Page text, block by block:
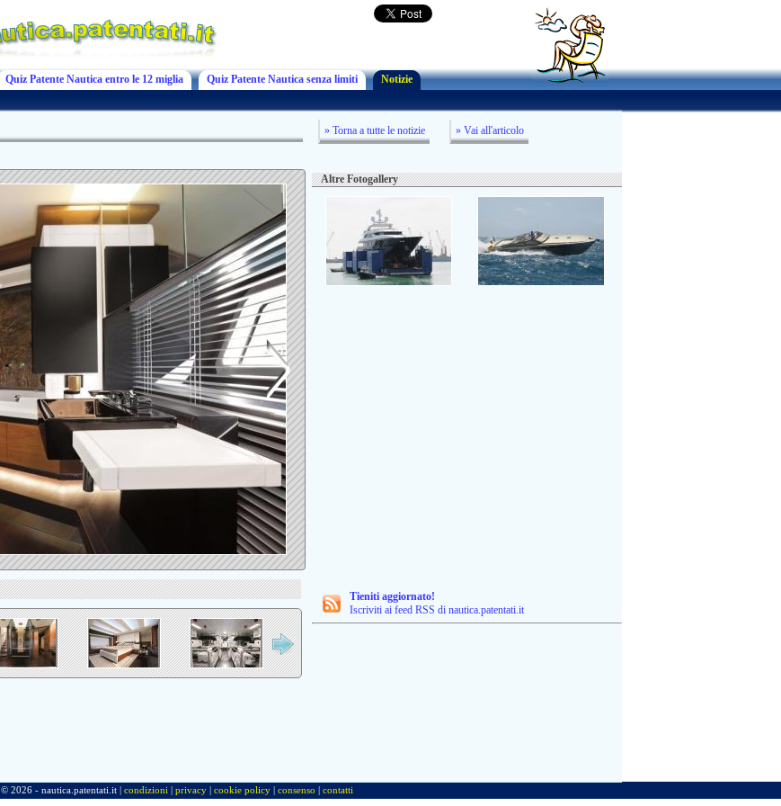
Quiz Patente Nautica entro le 12 miglia Quiz Patente Nautica senza limiti Notizie
» Torna a tutte le notizie » Vai all'articolo
Altre Fotogallery
Tieniti aggiornato!
Iscriviti ai feed RSS di nautica.patentati.it
© 2026 - nautica.patentati.it | condizioni | privacy | cookie policy | consenso | contatti